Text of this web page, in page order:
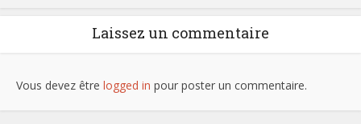
Laissez un commentaire
Vous devez être logged in pour poster un commentaire.